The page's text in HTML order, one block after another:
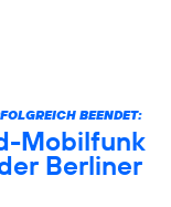
BEENDET:
Mobilfunk
Berliner